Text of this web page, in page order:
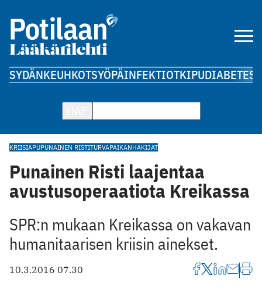
SYDÄNKEUHKOTSYÖPÄINFEKTIOTKIPUDIABETES
KRIISIAPUPUNAINEN RISTITURVAPAIKANHAKIJAT
Punainen Risti laajentaa
avustusoperaatiota Kreikassa
SPR:n mukaan Kreikassa on vakavan
humanitaarisen kriisin ainekset.
10.3.2016 07.30